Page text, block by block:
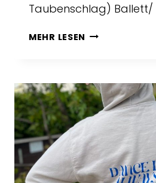
Taubenschlag) Ballett/
MEHR LESEN NEUES